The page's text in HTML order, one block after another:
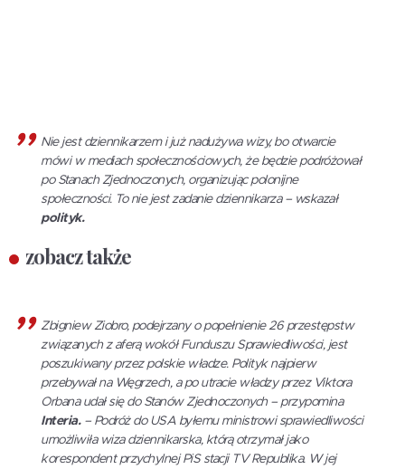
Nie jest dziennikarzem i już nadużywa wizy, bo otwarcie
mówi w mediach społecznościowych, że będzie podróżował
po Stanach Zjednoczonych, organizując polonijne
społeczności. To nie jest zadanie dziennikarza – wskazał
polityk.
zobacz także
Zbigniew Ziobro, podejrzany o popełnienie 26 przestępstw
związanych z aferą wokół Funduszu Sprawiedliwości, jest
poszukiwany przez polskie władze. Polityk najpierw
przebywał na Węgrzech, a po utracie władzy przez Viktora
Orbana udał się do Stanów Zjednoczonych – przypomina
Interia. – Podróż do USA byłemu ministrowi sprawiedliwości
umożliwiła wiza dziennikarska, którą otrzymał jako
korespondent przychylnej PiS stacji TV Republika. W jej